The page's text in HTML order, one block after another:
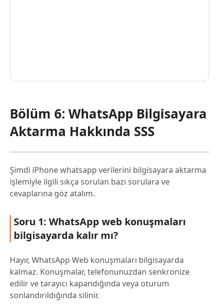
Bölüm 6: WhatsApp Bilgisayara
Aktarma Hakkında SSS
Şimdi iPhone whatsapp verilerini bilgisayara aktarma
işlemiyle ilgili sıkça sorulan bazı sorulara ve
cevaplarına göz atalım.
Soru 1: WhatsApp web konuşmaları
bilgisayarda kalır mı?
Hayır, WhatsApp Web konuşmaları bilgisayarda
kalmaz. Konuşmalar, telefonunuzdan senkronize
edilir ve tarayıcı kapandığında veya oturum
sonlandırıldığında silinir.